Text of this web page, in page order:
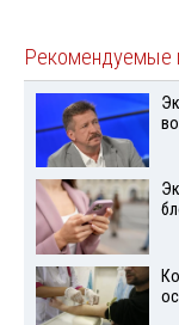
Рекомендуемые